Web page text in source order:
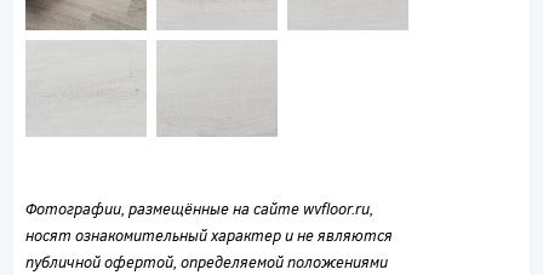
Фотографии, размещённые на сайте wvfloor.ru,
носят ознакомительный характер и не являются
публичной офертой, определяемой положениями